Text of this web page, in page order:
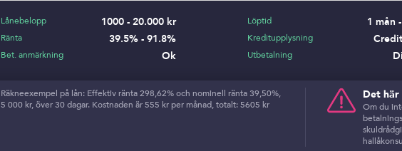
Lånebelopp 1000 - 20.000 kr
Ränta 39.5% - 91.8%
Bet. anmärkning Ok
Löptid 1 mån
Kreditupplysning
Utbetalning
Räkneexempel på lån: Effektiv ränta 298,62% och nominell ränta 39,50%,
5 000 kr, över 30 dagar. Kostnaden är 555 kr per månad, totalt: 5605 kr
Det
Om du